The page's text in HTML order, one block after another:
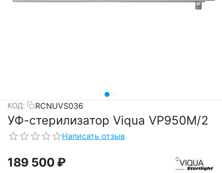
КОД: RCNUVS036
УФ-стерилизатор Viqua VP950M/2
Написать отзыв
189 500 ₽